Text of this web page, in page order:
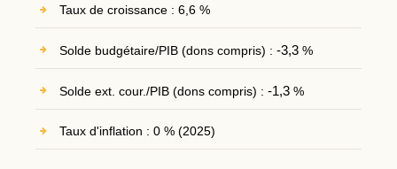
Taux de croissance : 6,6 %
Solde budgétaire/PIB (dons compris) : -3,3%
Solde ext. cour./PIB (dons compris) : -1,3%
Taux d'inflation : 0 % (2025)